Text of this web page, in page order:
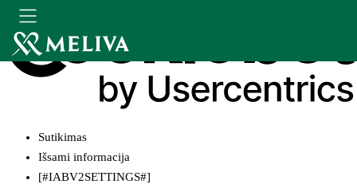
Sutikimas
Išsami informacija
[#IABV2SETTINGS#]